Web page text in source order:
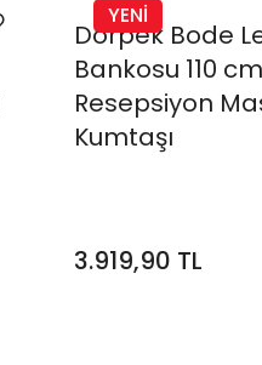
YENİ
Dorpek Bode
Bankosu 110
Resepsiyon
Kumtaşı
3.919,90 TL